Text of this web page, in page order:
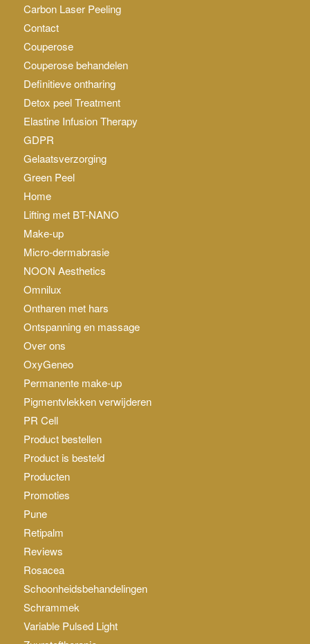
Carbon Laser Peeling
Contact
Couperose
Couperose behandelen
Definitieve ontharing
Detox peel Treatment
Elastine Infusion Therapy
GDPR
Gelaatsverzorging
Green Peel
Home
Lifting met BT-NANO
Make-up
Micro-dermabrasie
NOON Aesthetics
Omnilux
Ontharen met hars
Ontspanning en massage
Over ons
OxyGeneo
Permanente make-up
Pigmentvlekken verwijderen
PR Cell
Product bestellen
Product is besteld
Producten
Promoties
Pune
Retipalm
Reviews
Rosacea
Schoonheidsbehandelingen
Schrammek
Variable Pulsed Light